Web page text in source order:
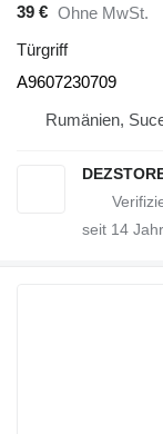
39 € Ohne MwSt.
Türgriff
A9607230709
Rumänien,
seit 14